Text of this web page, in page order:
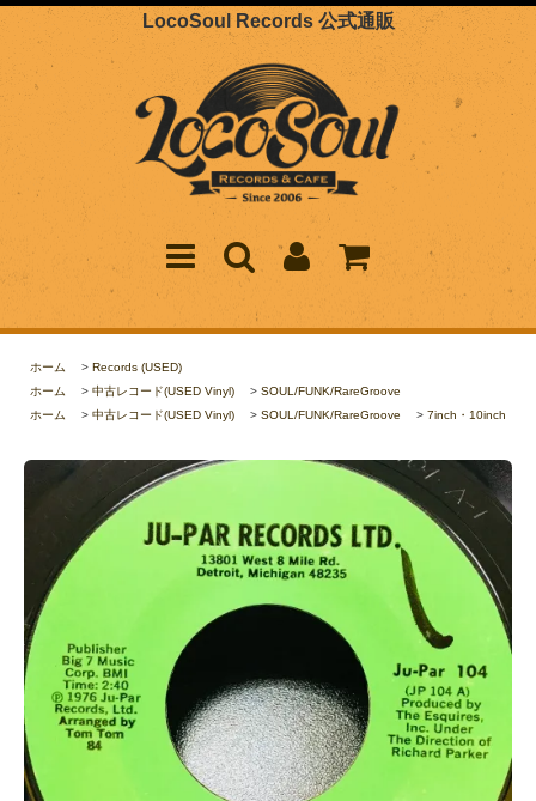
LocoSoul Records 公式通販
ホーム > Records (USED)
ホーム
> 中古レコード(USED Vinyl) > SOUL/FUNK/RareGroove
ホーム
> 中古レコード(USED Vinyl) > SOUL/FUNK/RareGroove > 7inch・10inch